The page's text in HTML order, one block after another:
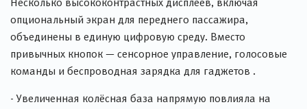
Несколько высококонтрастных дисплеев, включая
опциональный экран для переднего пассажира,
объединены в единую цифровую среду. Вместо
привычных кнопок — сенсорное управление, голосовые
команды и беспроводная зарядка для гаджетов .
- Увеличенная колёсная база напрямую повлияла на